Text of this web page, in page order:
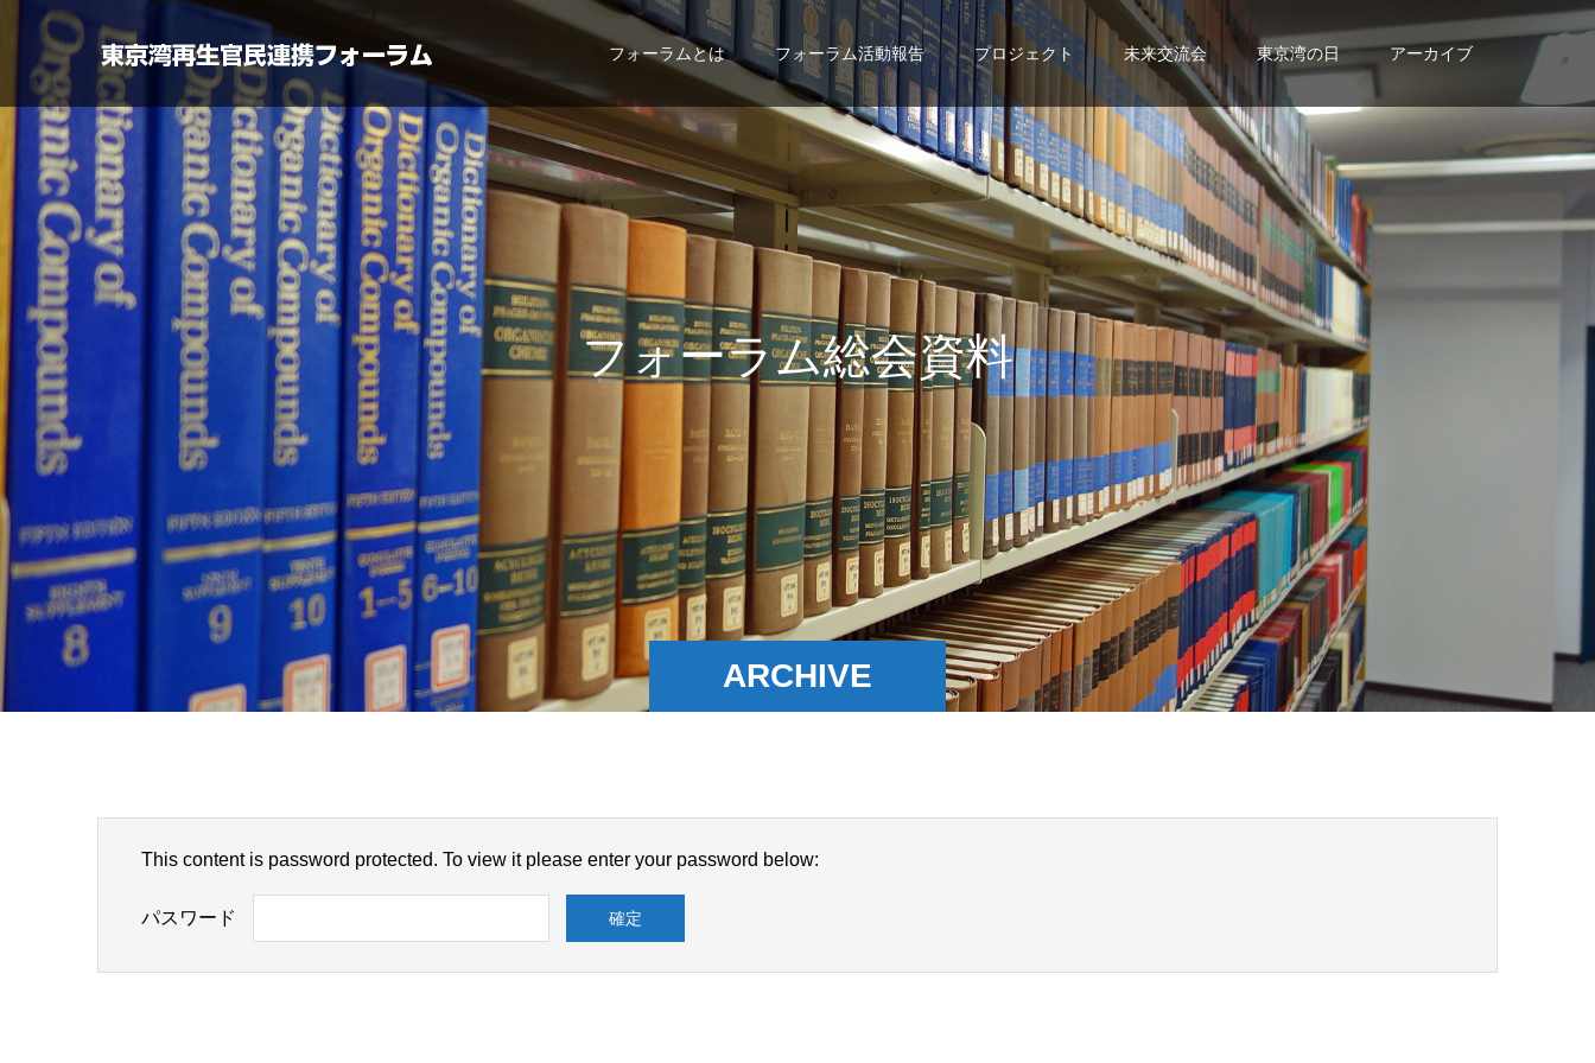
フォーラムとは フォーラム活動報告 プロジェクト 未来交流会 東京湾の日 アーカイブ
ARCHIVE
フ ォーラム総会資料
This content is password protected. To view it please enter your password below:
パスワード